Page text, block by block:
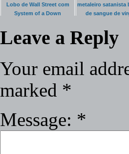
Lobo de Wall Street com
System of a Down
metaleiro satanista
de sangue de
Leave a Reply
Your email
marked *
Message: *